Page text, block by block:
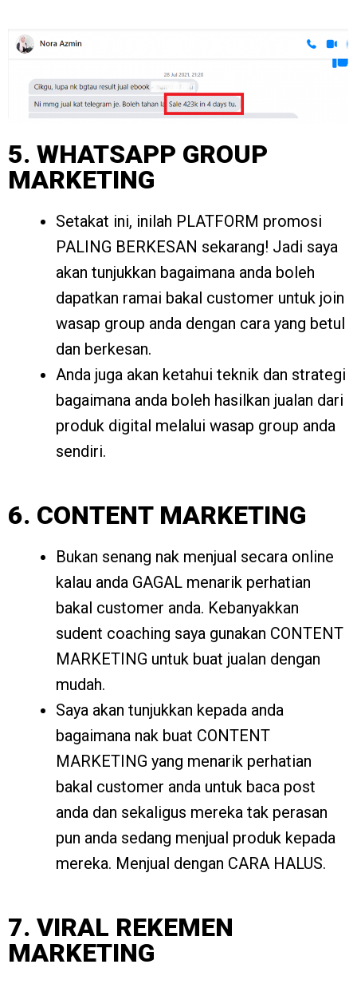
5. WHATSAPP GROUP
MARKETING
Setakat ini, inilah PLATFORM promosi
PALING BERKESAN sekarang! Jadi saya
akan tunjukkan bagaimana anda boleh
dapatkan ramai bakal customer untuk join
wasap group anda dengan cara yang betul
dan berkesan.
Anda juga akan ketahui teknik dan strategi
bagaimana anda boleh hasilkan jualan dari
produk digital melalui wasap group anda
sendiri.
6. CONTENT MARKETING
Bukan senang nak menjual secara online
kalau anda GAGAL menarik perhatian
bakal customer anda. Kebanyakkan
sudent coaching saya gunakan CONTENT
MARKETING untuk buat jualan dengan
mudah.
Saya akan tunjukkan kepada anda
bagaimana nak buat CONTENT
MARKETING yang menarik perhatian
bakal customer anda untuk baca post
anda dan sekaligus mereka tak perasan
pun anda sedang menjual produk kepada
mereka. Menjual dengan CARA HALUS.
7. VIRAL REKEMEN
MARKETING